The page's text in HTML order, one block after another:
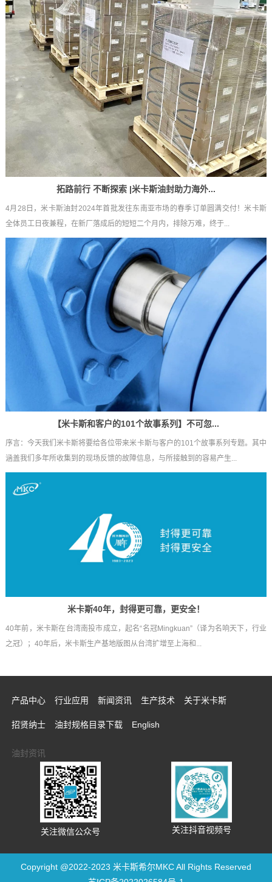
拓路前行 不断探索 |米卡斯油封助力海外...
4月28日，米卡斯油封2024年首批发往东南亚市场的春季订单圆满交付！米卡斯
全体员工日夜兼程，在新厂落成后的短短二个月内，排除万难，终于...
【米卡斯和客户的101个故事系列】不可忽...
序言：今天我们米卡斯将要给各位带来米卡斯与客户的101个故事系列专题。其中
涵盖我们多年所收集到的现场反馈的故障信息，与所接触到的容易产生...
米卡斯40年，封得更可靠，更安全！
40年前，米卡斯在台湾南投市成立，起名“名冠Mingkuan”（译为名响天下，行业
之冠）；40年后，米卡斯生产基地版图从台湾扩增至上海和...
产品中心 行业应用 新闻资讯 生产技术 关于米卡斯
招贤纳士 油封规格目录下载 English
油封资讯
关注微信公众号 关注抖音视频号
Copyright @2022-2023 米卡斯希尔MKC All Rights Reserved